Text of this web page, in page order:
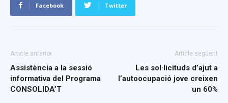
Facebook Twitter
Article anterior
Assistència a la sessió
informativa del Programa
CONSOLIDA’T
Article següent
Les sol·licituds d’ajut a
l’autoocupació jove creixen
un 60%